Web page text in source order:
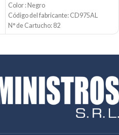
Color : Negro
Código del fabricante: CD975AL
N° de Cartucho: 82
Volumen: 69ml
Condición: Nuevo
Email:ventas@jynsuministros.com
📱 WhatsApp: 51 991 864 930